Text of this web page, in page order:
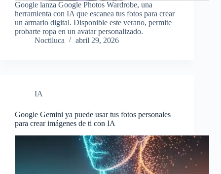
Google lanza Google Photos Wardrobe, una
herramienta con IA que escanea tus fotos para crear
un armario digital. Disponible este verano, permite
probarte ropa en un avatar personalizado.
Noctiluca
abril 29, 2026
IA
Google Gemini ya puede usar tus fotos personales
para crear imágenes de ti con IA